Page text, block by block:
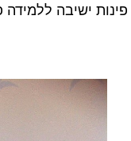
פינות ישיבה